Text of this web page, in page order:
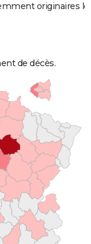
originaires
de décès.